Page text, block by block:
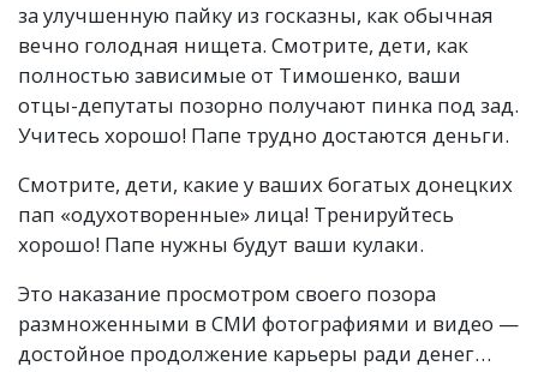
за улучшенную пайку из госказны, как обычная
вечно голодная нищета. Смотрите, дети, как
полностью зависимые от Тимошенко, ваши
отцы-депутаты позорно получают пинка под зад.
Учитесь хорошо! Папе трудно достаются деньги.
Смотрите, дети, какие у ваших богатых донецких
пап «одухотворенные» лица! Тренируйтесь
хорошо! Папе нужны будут ваши кулаки.
Это наказание просмотром своего позора
размноженными в СМИ фотографиями и видео —
достойное продолжение карьеры ради денег…